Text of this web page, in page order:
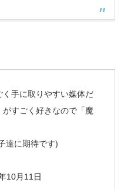
手に取りやすい媒体だ
すごく好きなので「魔
達に期待です)
10月11日